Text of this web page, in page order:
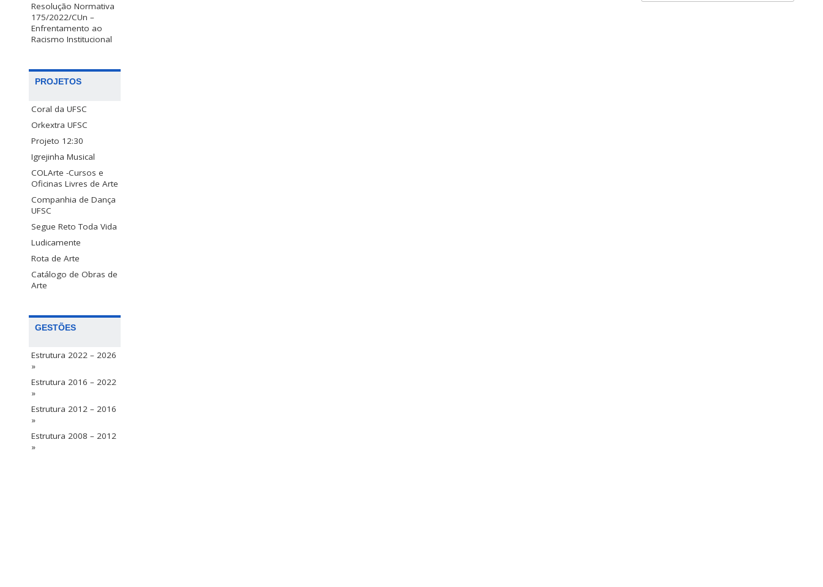
Resolução Normativa
175/2022/CUn –
Enfrentamento ao
Racismo Institucional
PROJETOS
Coral da UFSC
Orkextra UFSC
Projeto 12:30
Igrejinha Musical
COLArte -Cursos e
Oficinas Livres de Arte
Companhia de Dança
UFSC
Segue Reto Toda Vida
Ludicamente
Rota de Arte
Catálogo de Obras de
Arte
GESTÕES
Estrutura 2022 – 2026
»
Estrutura 2016 – 2022
»
Estrutura 2012 – 2016
»
Estrutura 2008 – 2012
»